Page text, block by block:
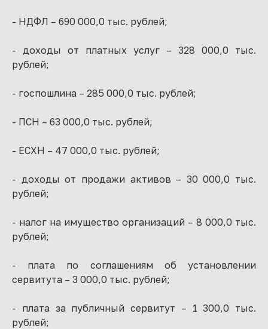
- НДФЛ – 690 000,0 тыс. рублей;
- доходы от платных услуг – 328 000,0 тыс.
рублей;
- госпошлина – 285 000,0 тыс. рублей;
- ПСН – 63 000,0 тыс. рублей;
- ЕСХН – 47 000,0 тыс. рублей;
- доходы от продажи активов – 30 000,0 тыс.
рублей;
- налог на имущество организаций – 8 000,0 тыс.
рублей;
- плата по соглашениям об установлении
сервитута – 3 000,0 тыс. рублей;
- плата за публичный сервитут – 1 300,0 тыс.
рублей;